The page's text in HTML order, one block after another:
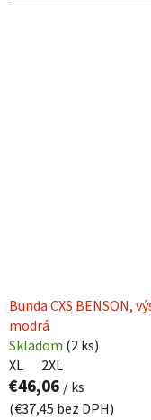
Bunda CXS BENSON,
modrá
Skladom (2 ks)
XL
2XL
€46,06 / ks
(€37,45 bez DPH)